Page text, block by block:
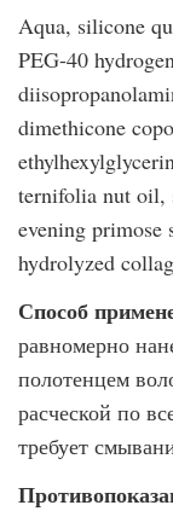
Aqua, silicone
PEG-40
dimethicone
ternifolia nut oil,
evening primose
hydrolyzed
Способ
равномерно
полотенцем
расческой по
требует